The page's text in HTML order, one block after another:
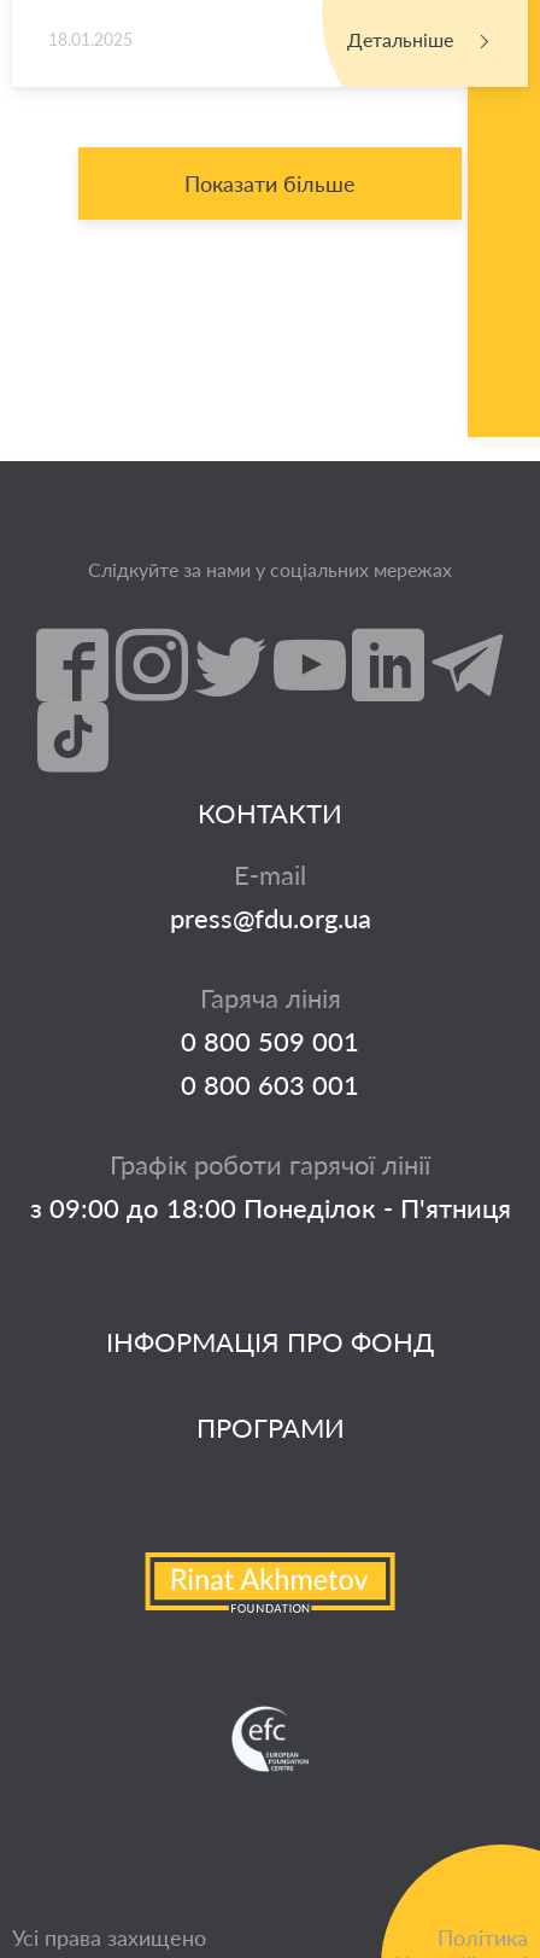
18.01.2025 Детальніше
Показати більше
Слідкуйте за нами у соціальних мережах
ІНФОРМАЦІЯ ПРО ФОНД
ПРОГРАМИ
КОНТАКТИ
E-mail
press@fdu.org.ua
Гаряча лінія
0 800 509 001
0 800 603 001
Графік роботи гарячої лінії
з 09:00 до 18:00 Понеділок - П'ятниця
Усі права захищено
Політика